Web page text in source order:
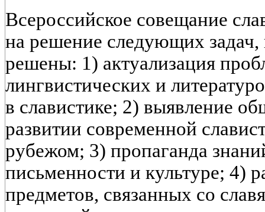
Всероссийское совещание
на решение следующих
решены: 1) актуализация
лингвистических и
в славистике; 2) выявление
развитии современной
рубежом; 3) пропаганда
письменности и культуре; 4)
предметов, связанных со